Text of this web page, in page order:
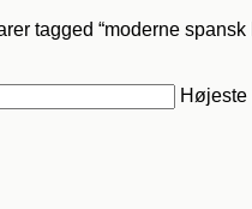
tagged “moderne spansk
Højeste